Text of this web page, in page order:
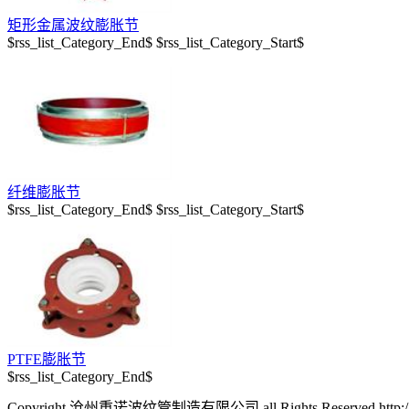
矩形金属波纹膨胀节
$rss_list_Category_End$ $rss_list_Category_Start$
纤维膨胀节
$rss_list_Category_End$ $rss_list_Category_Start$
PTFE膨胀节
$rss_list_Category_End$